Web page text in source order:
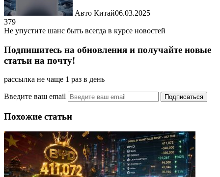
Авто Китай06.03.2025
379
Не упустите шанс быть всегда в курсе новостей
Подпишитесь на обновления и получайте новые
статьи на почту!
рассылка не чаще 1 раз в день
Введите ваш email
Похожие статьи